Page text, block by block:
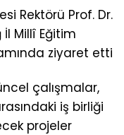
Rektörü Prof. Dr.
İl Millî Eğitim
ziyaret etti
çalışmalar,
iş birliği
projeler